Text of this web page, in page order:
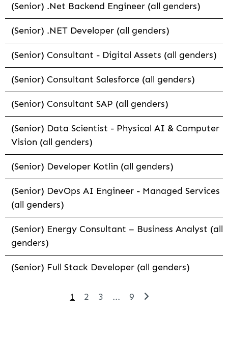
(Senior) .Net Backend Engineer (all genders)
(Senior) .NET Developer (all genders)
(Senior) Consultant - Digital Assets (all genders)
(Senior) Consultant Salesforce (all genders)
(Senior) Consultant SAP (all genders)
(Senior) Data Scientist - Physical AI & Computer
Vision (all genders)
(Senior) Developer Kotlin (all genders)
(Senior) DevOps AI Engineer - Managed Services
(all genders)
(Senior) Energy Consultant – Business Analyst (all
genders)
(Senior) Full Stack Developer (all genders)
1 2 3 ... 9